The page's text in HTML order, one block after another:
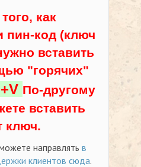
как
пин-код (ключ
вставить
"горячих"
По-другому
вставить
ключ.
направлять в
клиентов сюда.